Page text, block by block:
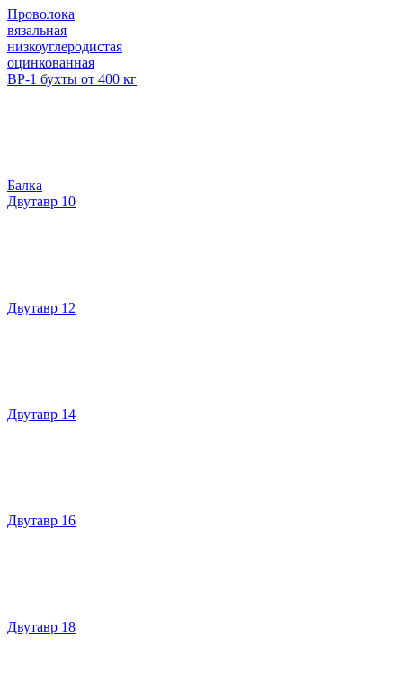
Проволока
вязальная
низкоуглеродистая
оцинкованная
ВР-1 бухты от 400 кг
Балка
Двутавр 10
Двутавр 12
Двутавр 14
Двутавр 16
Двутавр 18